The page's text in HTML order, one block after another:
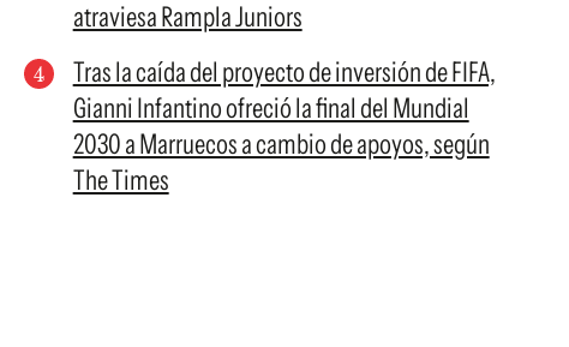
atraviesa Rampla Juniors
Tras la caída del proyecto de inversión de FIFA,
Gianni Infantino ofreció la final del Mundial
2030 a Marruecos a cambio de apoyos, según
The Times